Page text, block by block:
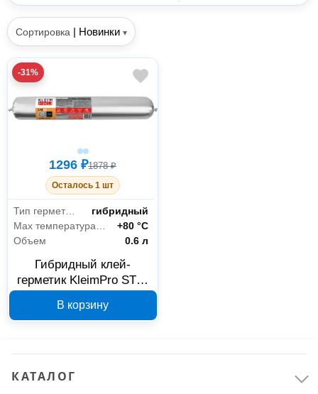
Сортировка | Новинки ▾
-31%
1296 ₽1878 ₽
Осталось 1 шт
Тип герметика
гибридный
+80 °С
Объем
0.6 л
Гибридный клей-
герметик KleimPro STP-
мл
В корзину
КАТАЛОГ